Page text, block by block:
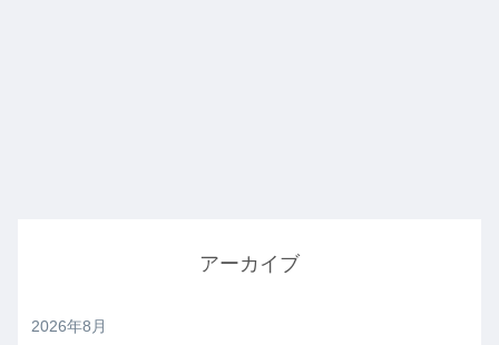
アーカイブ
2026年8月